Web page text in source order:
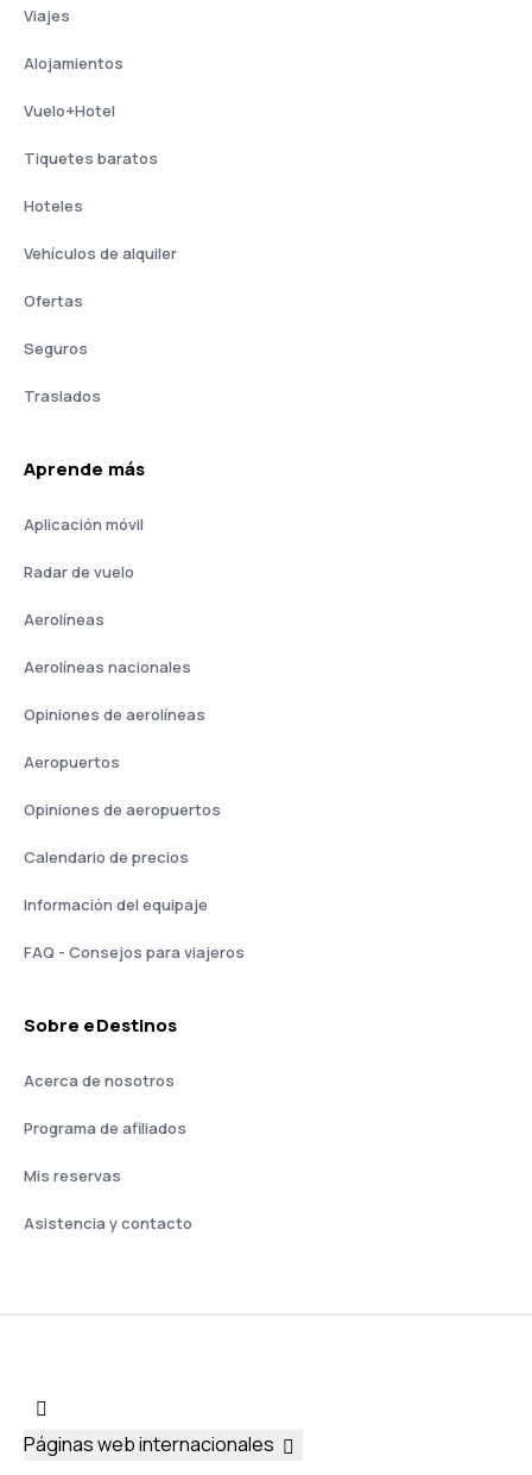
Viajes
Alojamientos
Vuelo+Hotel
Tiquetes baratos
Hoteles
Vehículos de alquiler
Ofertas
Seguros
Traslados
Aprende más
Aplicación móvil
Radar de vuelo
Aerolíneas
Aerolíneas nacionales
Opiniones de aerolíneas
Aeropuertos
Opiniones de aeropuertos
Calendario de precios
Información del equipaje
FAQ - Consejos para viajeros
Sobre eDestinos
Acerca de nosotros
Programa de afiliados
Mis reservas
Asistencia y contacto
Páginas web internacionales